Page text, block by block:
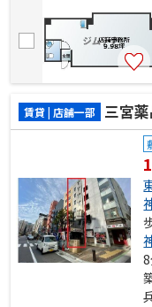
賃貸 | 店舗一部 三宮